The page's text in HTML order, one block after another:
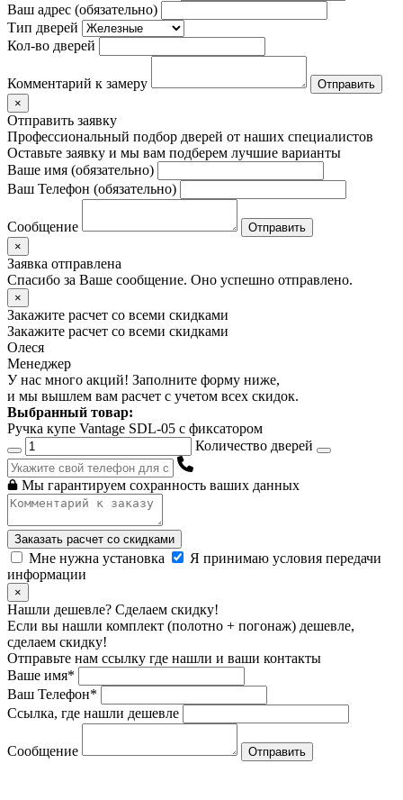
Ваш адрес (обязательно)
Тип дверей
Кол-во дверей
Комментарий к замеру
×
Отправить заявку
Профессиональный подбор дверей от наших специалистов
Оставьте заявку и мы вам подберем лучшие варианты
Ваше имя (обязательно)
Ваш Телефон (обязательно)
Сообщение
×
Заявка отправлена
Спасибо за Ваше сообщение. Оно успешно отправлено.
×
Закажите расчет со всеми скидками
Закажите расчет со всеми скидками
Олеся
Менеджер
У нас много акций! Заполните форму ниже,
и мы вышлем вам расчет с учетом всех скидок.
Выбранный товар:
Ручка купе Vantage SDL-05 с фиксатором
Количество дверей
Мы гарантируем сохранность ваших данных
Заказать расчет со скидками
Мне нужна установка
Я принимаю условия передачи
информации
×
Нашли дешевле? Сделаем скидку!
Если вы нашли комплект (полотно + погонаж) дешевле,
сделаем скидку!
Отправьте нам ссылку где нашли и ваши контакты
Ваше имя*
Ваш Телефон*
Ссылка, где нашли дешевле
Сообщение